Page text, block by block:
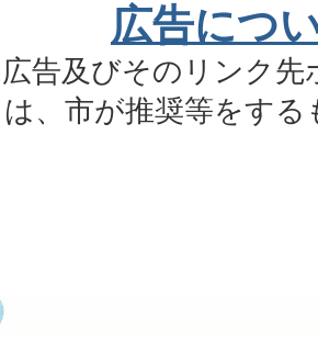
広告につ
告及びそのリンク先
、市が推奨等をす